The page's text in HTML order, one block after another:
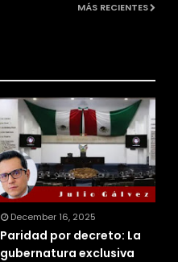
MÁS RECIENTES
December 16, 2025
Paridad por decreto: La
gubernatura exclusiva